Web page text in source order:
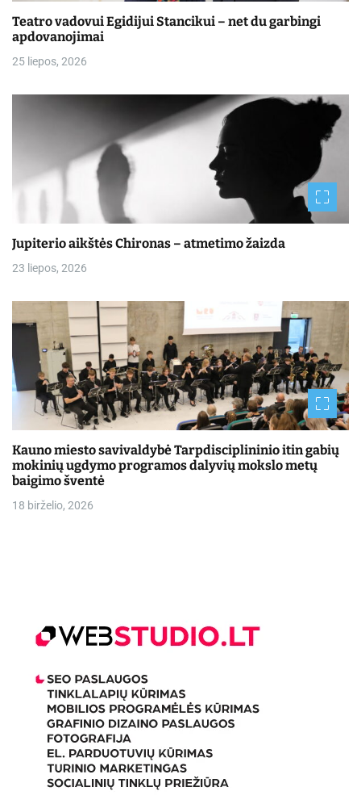
Teatro vadovui Egidijui Stancikui – net du garbingi
apdovanojimai
25 liepos, 2026
Jupiterio aikštės Chironas – atmetimo žaizda
23 liepos, 2026
Kauno miesto savivaldybė Tarpdisciplininio itin gabių
mokinių ugdymo programos dalyvių mokslo metų
baigimo šventė
18 birželio, 2026